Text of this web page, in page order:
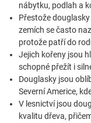
nábytku, podlah a
Přestože
zemích se často
protože patří do
Jejich kořeny jsou
schopné přežít i
Douglasky jsou
Severní Americe,
V lesnictví jsou
kvalitu dřeva,